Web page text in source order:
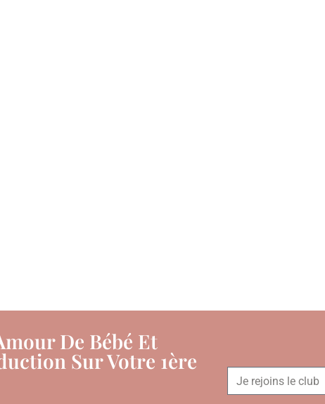
De Bébé Et
Sur Votre 1ère